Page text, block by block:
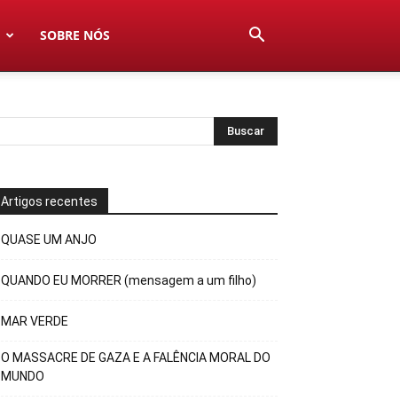
SOBRE NÓS
Artigos recentes
QUASE UM ANJO
QUANDO EU MORRER (mensagem a um filho)
MAR VERDE
O MASSACRE DE GAZA E A FALÊNCIA MORAL DO
MUNDO